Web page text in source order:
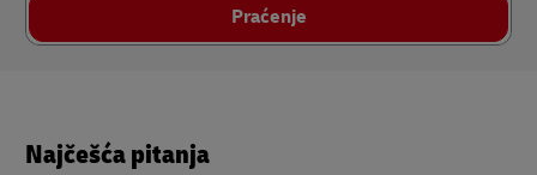
Praćenje
Najčešća pitanja